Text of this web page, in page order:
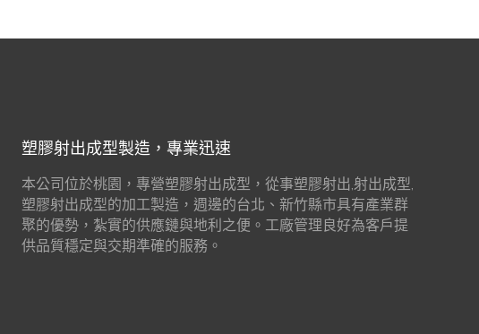
塑膠射出成型製造，專業迅速
本公司位於桃園，專營塑膠射出成型，從事塑膠射出,射出成型,
塑膠射出成型的加工製造，週邊的台北、新竹縣市具有產業群
聚的優勢，紮實的供應鏈與地利之便。工廠管理良好為客戶提
供品質穩定與交期準確的服務。